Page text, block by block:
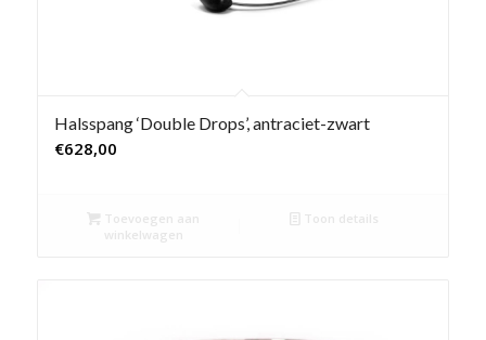
Halsspang ‘Double Drops’, antraciet-zwart
€628,00
Toevoegen aan
winkelwagen
Toon details